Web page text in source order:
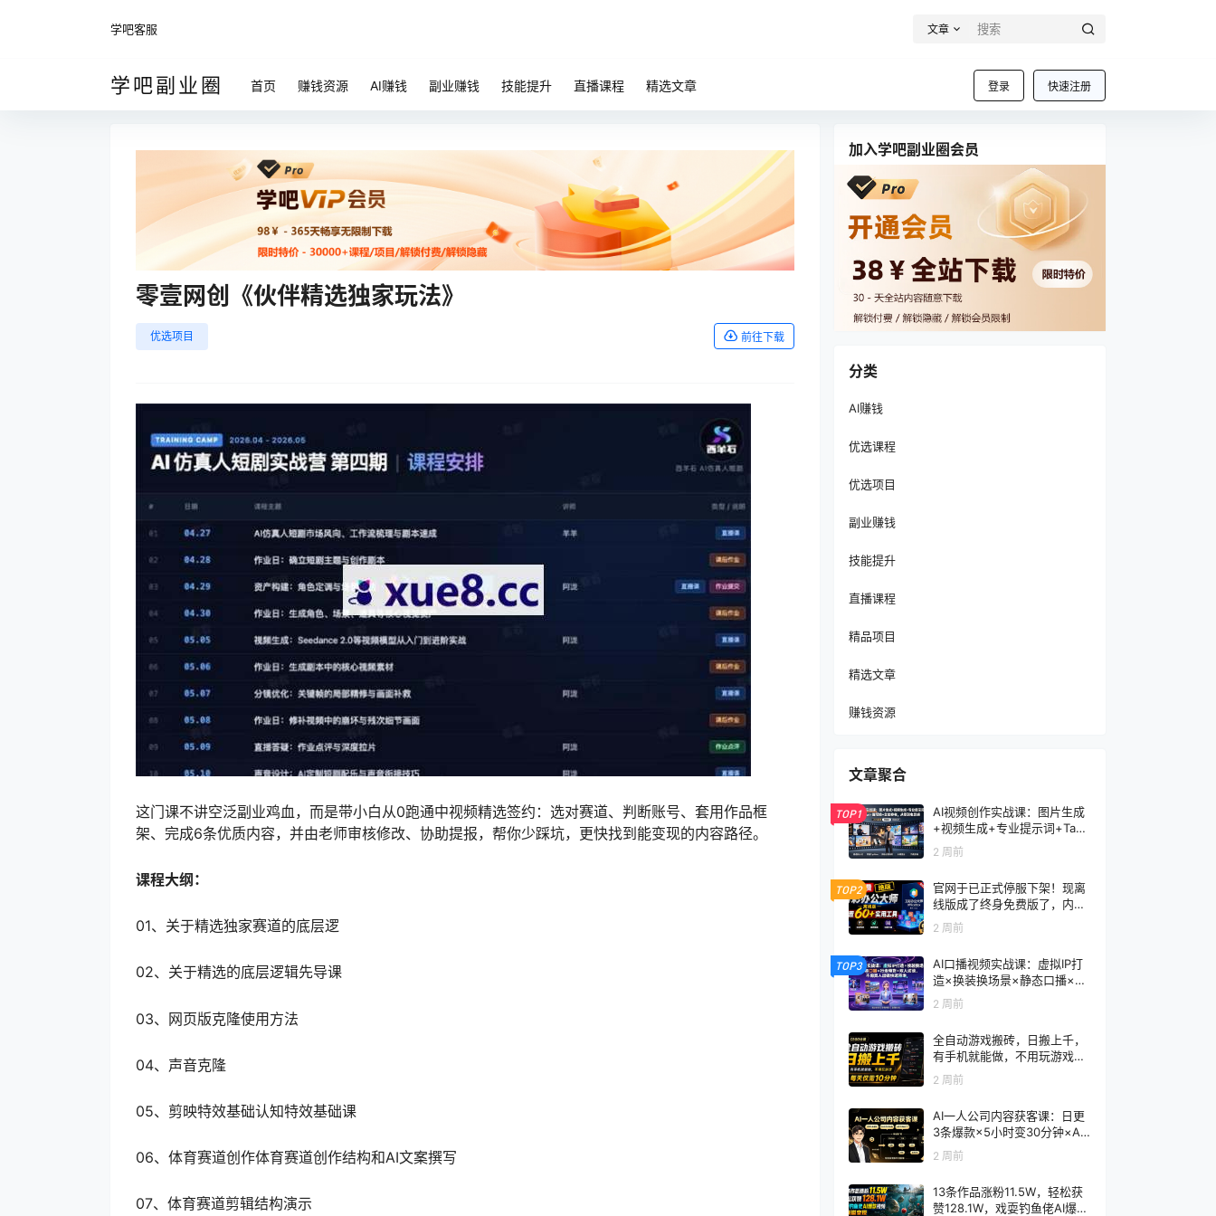
学吧客服 文章
学吧副业圈 登录 快速注册
首页 赚钱资源 AI赚钱 副业赚钱 技能提升 直播课程 精选文章
零壹网创《伙伴精选独家玩法》
优选项目 前往下载
这门课不讲空泛副业鸡血，而是带小白从0跑通中视频精选签约：选对赛道、判断账号、套用作品框
架、完成6条优质内容，并由老师审核修改、协助提报，帮你少踩坑，更快找到能变现的内容路径。
课程大纲：
01、关于精选独家赛道的底层逻
02、关于精选的底层逻辑先导课
03、网页版克隆使用方法
04、声音克隆
05、剪映特效基础认知特效基础课
06、体育赛道创作体育赛道创作结构和AI文案撰写
07、体育赛道剪辑结构演示
加入学吧副业圈会员
分类
AI赚钱
优选课程
优选项目
副业赚钱
技能提升
直播课程
精品项目
精选文章
赚钱资源
文章聚合
TOP1
AI视频创作实战课：图片生成
+视频生成+专业提示词+TapN
ow×首尾帧+全能参考，从零
到电影感成片
2 周前
TOP2
官网于已正式停服下架！现离
线版成了终身免费版了，内置
60+实用工具 万彩办公大师离
线版 OfficeBox
2 周前
TOP3
AI口播视频实战课：虚拟IP打
造×换装换场景×静态口播×行
走带货×双人访谈，不用真人
出镜快速落地
2 周前
全自动游戏搬砖，日搬上千，
有手机就能做，不用玩游戏，
每天仅需10分钟
2 周前
AI一人公司内容获客课：日更
3条爆款×5小时变30分钟×AI
员工自动打工，轻松实现多平
台获客
2 周前
13条作品涨粉11.5W，轻松获
赞128.1W，戏耍钓鱼佬AI爆款